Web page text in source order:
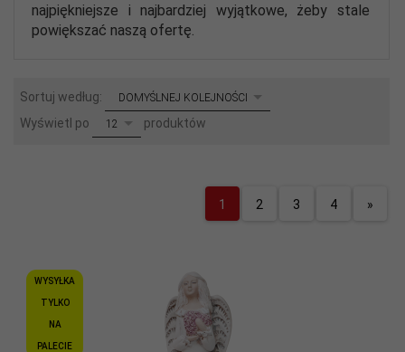
najpiękniejsze i najbardziej wyjątkowe, żeby stale
powiększać naszą ofertę.
Sortuj według: sortDOMYŚLNEJ KOLEJNOŚCI
Wyświetl po pop12 produktów
1 2 3 4 »
WYSYŁKA
TYLKO
NA
PALECIE